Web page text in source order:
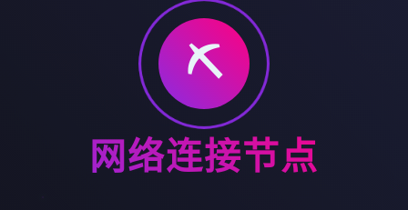
⛏️
网络连接节点